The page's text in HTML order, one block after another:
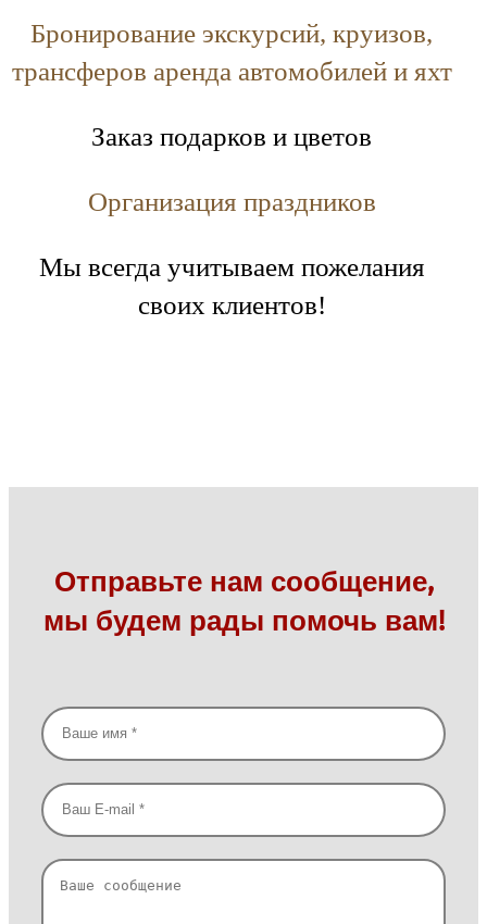
Бронирование экскурсий, круизов,
трансферов аренда автомобилей и яхт
Заказ подарков и цветов
Организация праздников
Мы всегда учитываем пожелания
своих клиентов!
Отправьте нам сообщение,
мы будем рады помочь вам!